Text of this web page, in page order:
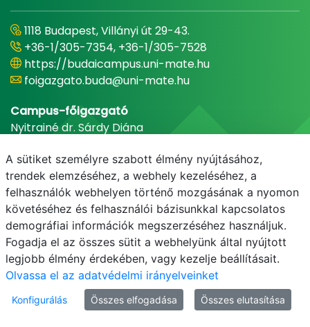
1118 Budapest, Villányi út 29-43.
+36-1/305-7354, +36-1/305-7528
https://budaicampus.uni-mate.hu
foigazgato.buda@uni-mate.hu
Campus-főigazgató
Nyitrainé dr. Sárdy Diána
E-mail Telefonkönyv NEPTUN
Adatvédelem
A sütiket személyre szabott élmény nyújtásához,
trendek elemzéséhez, a webhely kezeléséhez, a
felhasználók webhelyen történő mozgásának a nyomon
követéséhez és felhasználói bázisunkkal kapcsolatos
demográfiai információk megszerzéséhez használjuk.
Fogadja el az összes sütit a webhelyünk által nyújtott
legjobb élmény érdekében, vagy kezelje beállításait.
Olvassa el az adatvédelmi irányelveinket
Konfigurálás Összes elfogadása Összes elutasítása